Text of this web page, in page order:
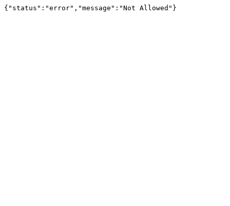
{"status":"error","message":"Not Allowed"}